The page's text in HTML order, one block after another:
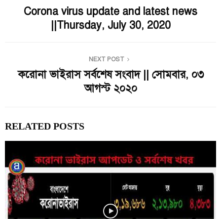
Corona virus update and latest news
||Thursday, July 30, 2020
NEXT POST
করোনা ভাইরাস সর্বশেষ সংবাদ || সোমবার, ০৩
আগস্ট ২০২০
RELATED POSTS